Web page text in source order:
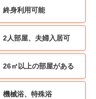
終身利用可能
2人部屋、夫婦入居可
26㎡以上の部屋がある
機械浴、特殊浴